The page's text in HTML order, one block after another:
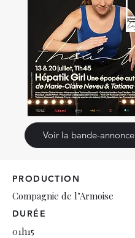
Voir la bande-annonce
PRODUCTION
Compagnie de l’Armoise
DURÉE
01h15